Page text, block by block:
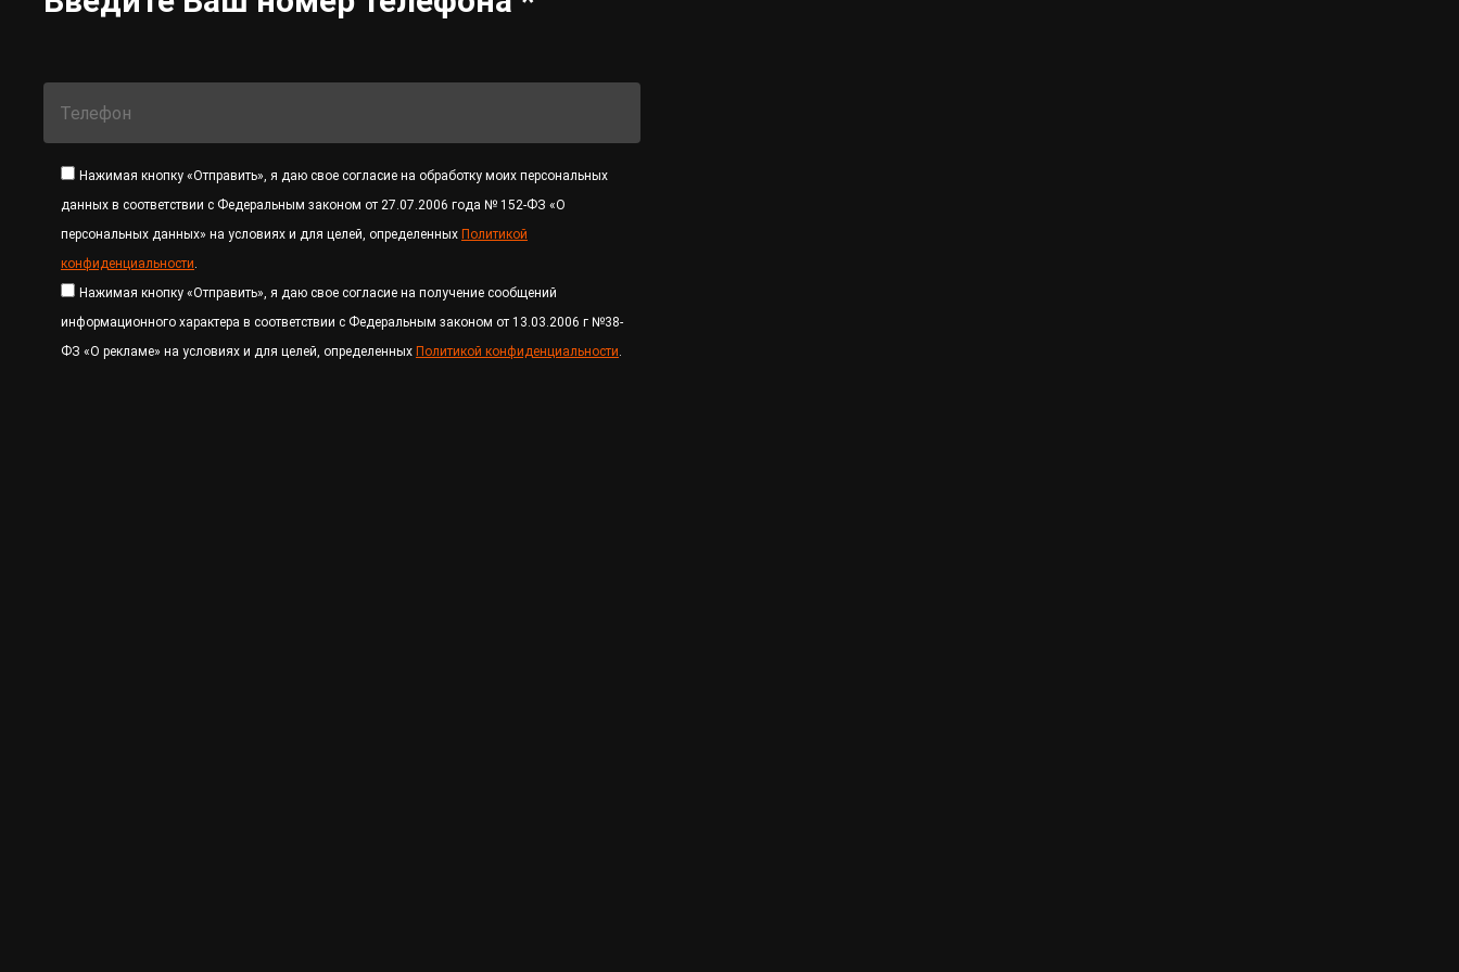
Нажимая кнопку «Отправить», я даю свое согласие на обработку моих персональных
данных в соответствии с Федеральным законом от 27.07.2006 года № 152-ФЗ «О
персональных данных» на условиях и для целей, определенных Политикой
конфиденциальности.
Нажимая кнопку «Отправить», я даю свое согласие на получение сообщений
информационного характера в соответствии с Федеральным законом от 13.03.2006 г №38-
ФЗ «О рекламе» на условиях и для целей, определенных Политикой конфиденциальности.